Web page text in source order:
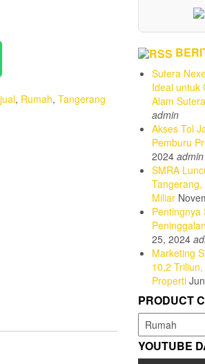
Rp 1.800.000.000
, Rumah, Tangerang
Sutera
Ideal untuk
Alam Sutera
admin
Akses Tol
Pemburu
2024 admin
SMRA
Tangerang,
Miliar
Pentingnya
25, 2024
Marketing
10,2
Properti
PRODUCT
YOUTUBE